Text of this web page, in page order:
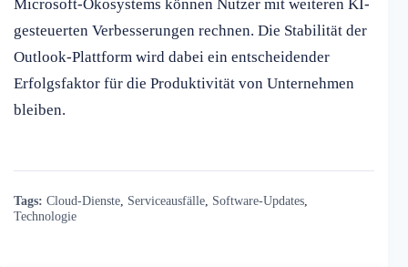
Microsoft-Ökosystems können Nutzer mit weiteren KI-
gesteuerten Verbesserungen rechnen. Die Stabilität der
Outlook-Plattform wird dabei ein entscheidender
Erfolgsfaktor für die Produktivität von Unternehmen
bleiben.
Tags: Cloud-Dienste Serviceausfälle Software-Updates
Technologie